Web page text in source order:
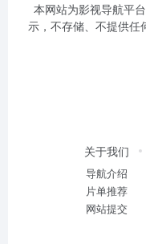
本网站为影视导航平
示，不存储、不提供任
关于我们
导航介绍
片单推荐
网站提交